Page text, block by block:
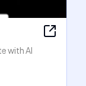
with AI